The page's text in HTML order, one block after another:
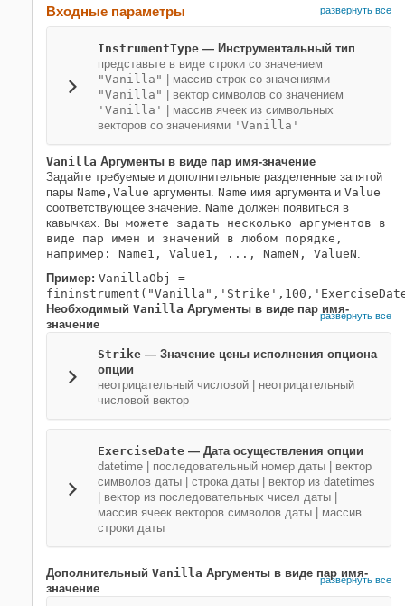
Входные параметры развернуть все
InstrumentType — Инструментальный тип
представьте в виде строки со значением
"Vanilla"
массив строк со значениями
"Vanilla"
вектор символов со значением
'Vanilla'
массив ячеек из символьных
векторов со значениями 'Vanilla'
Vanilla Аргументы в виде пар имя-значение
Задайте требуемые и дополнительные разделенные запятой
пары Name,Value аргументы. Name имя аргумента и Value
соответствующее значение. Name должен появиться в
кавычках. Вы можете задать несколько аргументов в
виде пар имен и значений в любом порядке,
например: Name1, Value1, ..., NameN, ValueN.
Пример: VanillaObj =
Необходимый Vanilla Аргументы в виде пар имя-
значение
развернуть все
Strike — Значение цены исполнения опциона
опции
неотрицательный числовой
неотрицательный
числовой вектор
ExerciseDate — Дата осуществления опции
datetime
последовательный номер даты
вектор
символов даты
строка даты
вектор из datetimes
вектор из последовательных чисел даты
массив ячеек векторов символов даты
массив
строки даты
Дополнительный Vanilla Аргументы в виде пар имя-
значение
развернуть все